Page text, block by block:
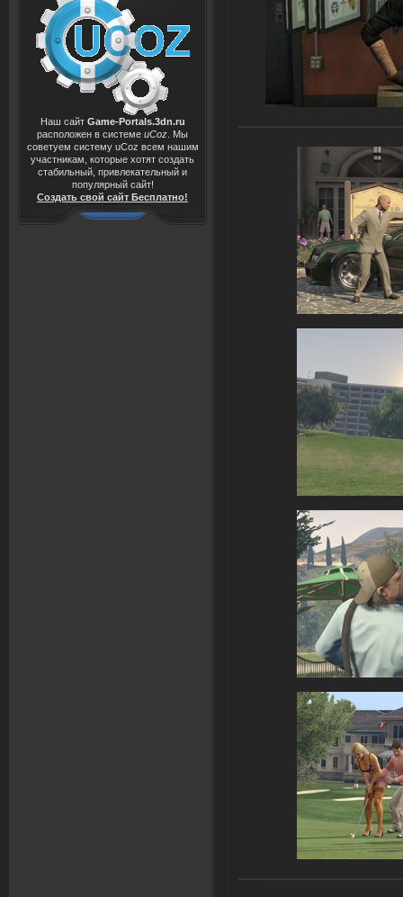
Наш сайт Game-Portals.3dn.ru
расположен в системе uCoz . Мы
советуем систему uCoz всем нашим
участникам, которые хотят создать
стабильный, привлекательный и
популярный сайт!
Создать свой сайт Бесплатно!